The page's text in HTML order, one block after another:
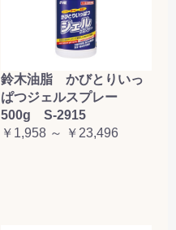
鈴木油脂 かびとりいっ
ぱつジェルスプレー
500g S-2915
￥1,958 ～ ￥23,496